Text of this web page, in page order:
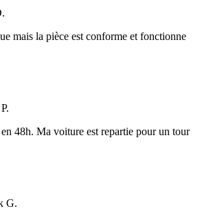
mais la pièce est conforme et fonctionne
48h. Ma voiture est repartie pour un tour
G.